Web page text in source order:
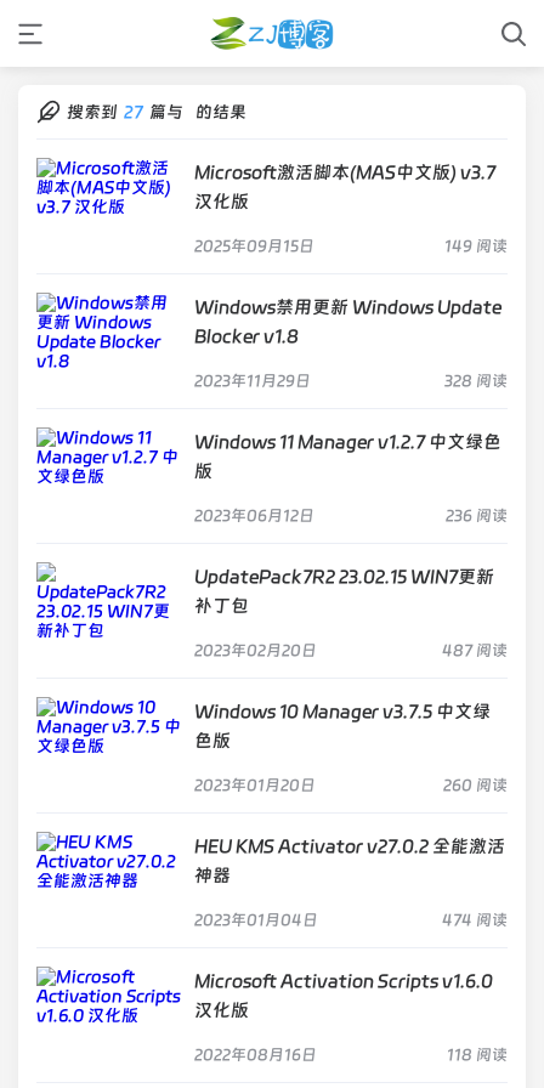
搜索到 27 篇与 的结果
Microsoft激活脚本(MAS中文版) v3.7
汉化版
2025年09月15日 149 阅读
Windows禁用更新 Windows Update
Blocker v1.8
2023年11月29日 328 阅读
Windows 11 Manager v1.2.7 中文绿色
版
2023年06月12日 236 阅读
UpdatePack7R2 23.02.15 WIN7更新
补丁包
2023年02月20日 487 阅读
Windows 10 Manager v3.7.5 中文绿
色版
2023年01月20日 260 阅读
HEU KMS Activator v27.0.2 全能激活
神器
2023年01月04日 474 阅读
Microsoft Activation Scripts v1.6.0
汉化版
2022年08月16日 118 阅读